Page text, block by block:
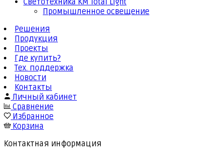
Светотехника КМ Total Light
Промышленное освещение
Решения
Продукция
Проекты
Где купить?
Тех. поддержка
Новости
Контакты
Личный кабинет
Сравнение
Избранное
Корзина
Контактная информация